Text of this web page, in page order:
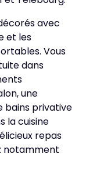
avec
et les
Vous
dans
une
bains privative
la cuisine
repas
notamment